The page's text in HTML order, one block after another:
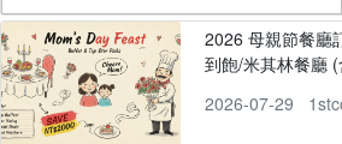
2026 母親節餐廳
到飽/米其林餐廳
2026-07-29